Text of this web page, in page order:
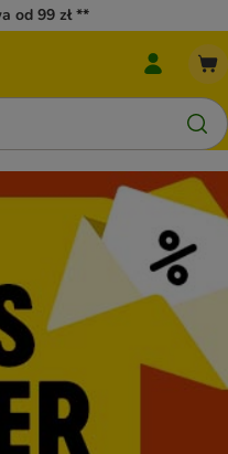
od 99 zł **
Menu
Moja
bitiba